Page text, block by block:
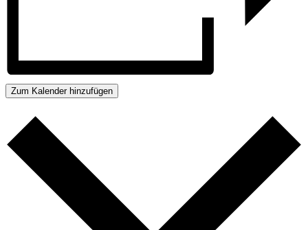
Zum Kalender hinzufügen